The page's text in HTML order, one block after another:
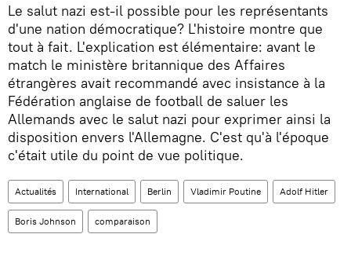
Le salut nazi est-il possible pour les représentants
d'une nation démocratique? L'histoire montre que
tout à fait. L'explication est élémentaire: avant le
match le ministère britannique des Affaires
étrangères avait recommandé avec insistance à la
Fédération anglaise de football de saluer les
Allemands avec le salut nazi pour exprimer ainsi la
disposition envers l'Allemagne. C'est qu'à l'époque
c'était utile du point de vue politique.
Actualités International Berlin Vladimir Poutine Adolf Hitler
Boris Johnson comparaison